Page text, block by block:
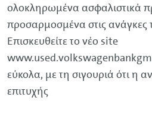
ολοκληρωμένα ασφαλιστικά
προσαρμοσμένα στις ανάγκες
Επισκευθείτε τo νέο site
www.used
εύκολα, με τη σιγουριά ότι η
επιτυχής